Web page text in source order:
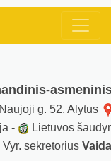
g. 52, Alytus
-
Lietuvos
Vyr. sekretorius